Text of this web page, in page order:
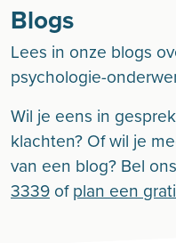
Blogs
Lees in onze blogs
psychologie-
Wil je eens in
klachten? Of wil je
van een blog? Bel
3339 ofplan een